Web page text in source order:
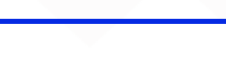
AUMENTA O SOM!